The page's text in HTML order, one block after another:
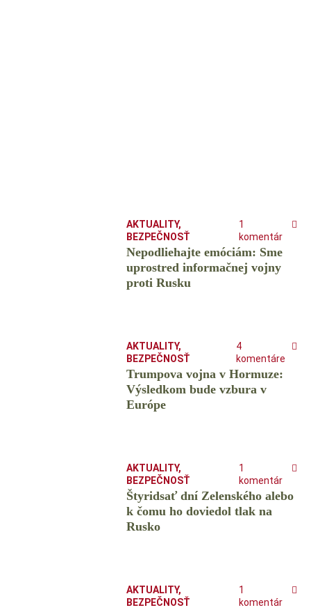
AKTUALITY,
BEZPEČNOSŤ
1
komentár
Nepodliehajte emóciám: Sme
uprostred informačnej vojny
proti Rusku
AKTUALITY,
BEZPEČNOSŤ
4
komentáre
Trumpova vojna v Hormuze:
Výsledkom bude vzbura v
Európe
AKTUALITY,
BEZPEČNOSŤ
1
komentár
Štyridsať dní Zelenského alebo
k čomu ho doviedol tlak na
Rusko
AKTUALITY,
BEZPEČNOSŤ
1
komentár